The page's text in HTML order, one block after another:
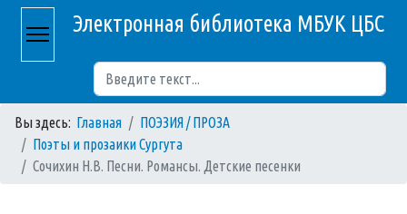
Электронная библиотека МБУК ЦБС
Вы здесь: Главная
ПОЭЗИЯ / ПРОЗА
Поэты и прозаики Сургута
Сочихин Н.В. Песни. Романсы. Детские песенки